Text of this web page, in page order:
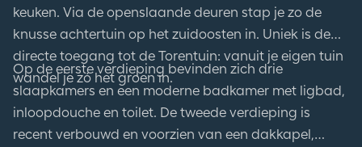
keuken. Via de openslaande deuren stap je zo de
knusse achtertuin op het zuidoosten in. Uniek is de
directe toegang tot de Torentuin: vanuit je eigen tuin
wandel je zó het groen in.
Op de eerste verdieping bevinden zich drie
slaapkamers en een moderne badkamer met ligbad,
inloopdouche en toilet. De tweede verdieping is
recent verbouwd en voorzien van een dakkapel,